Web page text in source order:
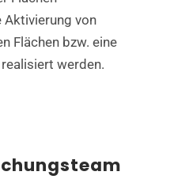
Aktivierung von
Flächen bzw. eine
werden.